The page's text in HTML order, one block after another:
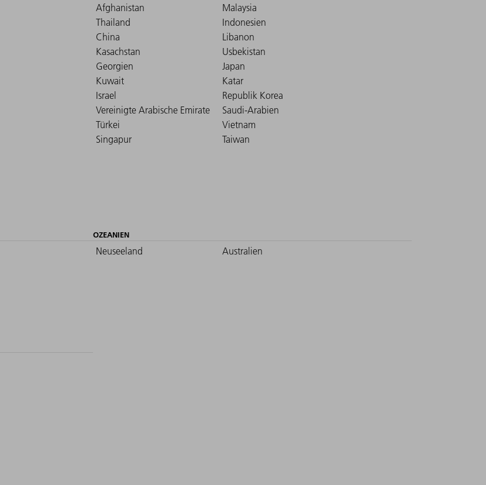
Afghanistan
Malaysia
Thailand
Indonesien
China
Libanon
Kasachstan
Usbekistan
Georgien
Japan
Kuwait
Katar
Israel
Republik Korea
Vereinigte Arabische Emirate
Saudi-Arabien
Türkei
Vietnam
Singapur
Taiwan
OZEANIEN
Neuseeland Australien